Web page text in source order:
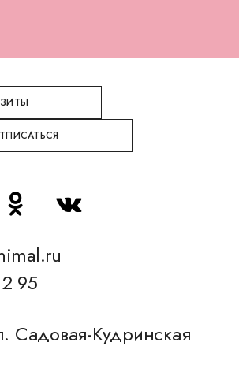
95
Садовая-Кудринская